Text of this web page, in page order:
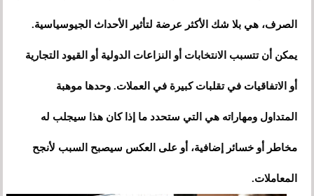
الصرف، هي بلا شك الأكثر عرضة لتأثير الأحداث الجيوسياسية.
يمكن أن تتسبب الانتخابات أو النزاعات الدولية أو القيود التجارية
أو الاتفاقيات في تقلبات كبيرة في العملات. وحدها موهبة
المتداول ومهاراته هي التي ستحدد ما إذا كان هذا سيجلب له
مخاطر أو خسائر إضافية، أو على العكس سيصبح السبب لأنجح
المعاملات.